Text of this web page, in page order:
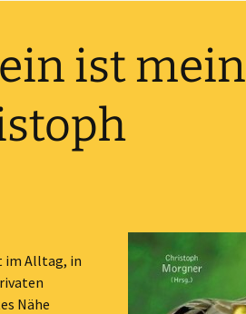
ist mein
im Alltag, in
Nähe